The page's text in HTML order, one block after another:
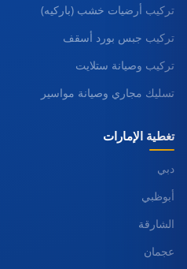
تركيب أرضيات خشب (باركيه)
تركيب جبس بورد أسقف
تركيب وصيانة ستلايت
تسليك مجاري وصيانة مواسير
تغطية الإمارات
دبي
أبوظبي
الشارقة
عجمان